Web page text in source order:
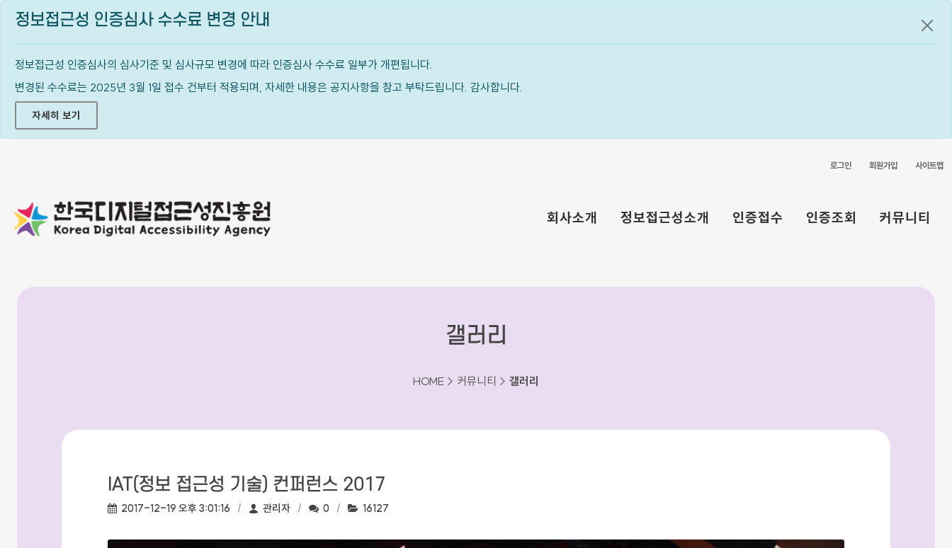
정보접근성 인증심사 수수료 변경 안내
정보접근성 인증심사의 심사기준 및 심사규모 변경에 따라 인증심사 수수료 일부가 개편됩니다.
변경된 수수료는 2025년 3월 1일 접수 건부터 적용되며, 자세한 내용은 공지사항을 참고 부탁드립니다. 감사합니다.
자세히 보기
공지
로그인 회원가입 사이트맵
회사소개 정보접근성소개 인증접수 인증조회 커뮤니티
갤러리
HOME > 커뮤니티 > 갤러리
IAT(정보 접근성 기술) 컨퍼런스 2017
작성일:
2017-12-19 오후 3:01:16 작성자:
관리자 댓글수:
0 조회수:
16127